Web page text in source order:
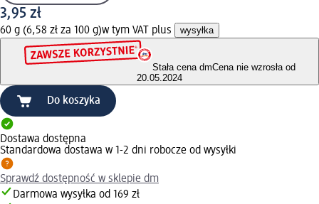
3,95 zł
60 g (6,58 zł za 100 g)w tym VAT plus wysyłka
Stała cena dmCena nie wzrosła od
20.05.2024
Do koszyka
Dostawa dostępna
Standardowa dostawa w 1-2 dni robocze od wysyłki
Sprawdź dostępność w sklepie dm
Darmowa wysyłka od 169 zł